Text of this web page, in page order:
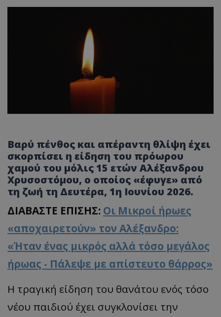
Βαρύ πένθος και απέραντη θλίψη έχει
σκορπίσει η είδηση του πρόωρου
χαμού του μόλις 15 ετών Αλέξανδρου
Χρυσοστόμου, ο οποίος «έφυγε» από
τη ζωή τη Δευτέρα, 1η Ιουνίου 2026.
ΔΙΑΒΑΣΤΕ ΕΠΙΣΗΣ: Οι Μικροί ήρωες
«αποχαιρετούν» τον Αλέξανδρο:
«Ήταν ένας μικρός αλλά τόσο μεγάλος
ήρωας - Πάλεψε με απίστευτο θάρρος»
Η τραγική είδηση του θανάτου ενός τόσο
νέου παιδιού έχει συγκλονίσει την